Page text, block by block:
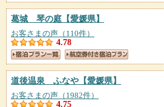
葛城 琴の庭 【愛媛県】
お客さまの声（110件）
4.78
道後温泉 ふなや 【愛媛県】
お客さまの声（1982件）
4.75